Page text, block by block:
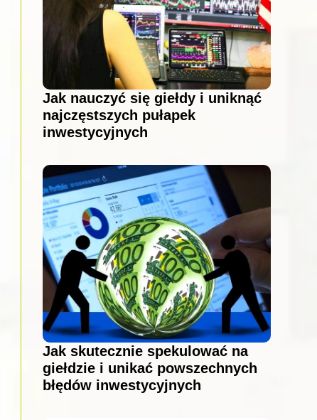
Jak nauczyć się giełdy i uniknąć
najczęstszych pułapek
inwestycyjnych
Jak skutecznie spekulować na
giełdzie i unikać powszechnych
błędów inwestycyjnych